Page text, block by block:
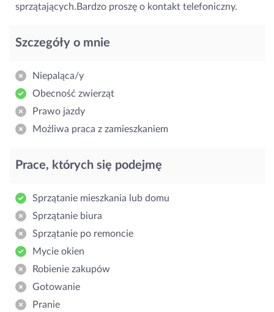
sprzątających.Bardzo proszę o kontakt telefoniczny.
Szczegóły o mnie
Niepaląca/y
Obecność zwierząt
Prawo jazdy
Możliwa praca z zamieszkaniem
Prace, których się podejmę
Sprzątanie mieszkania lub domu
Sprzątanie biura
Sprzątanie po remoncie
Mycie okien
Robienie zakupów
Gotowanie
Pranie